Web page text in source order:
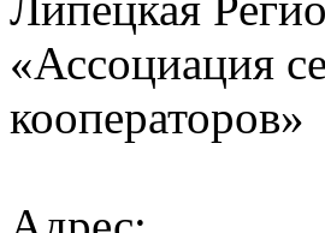
«Ассоциация
кооператоров»